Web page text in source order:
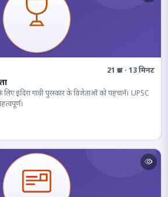
21 प्रश्न · 13 मिनट
लिए इंदिरा गांधी पुरस्कार के विजेताओं को पहचानें। UPSC